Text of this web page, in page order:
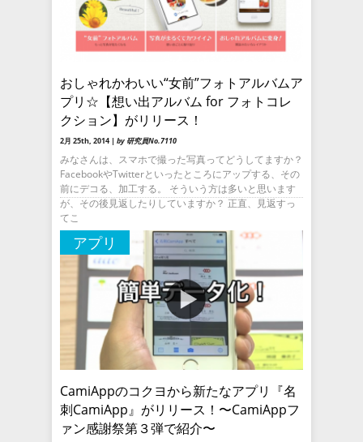
おしゃれかわいい“女前”フォトアルバムア
プリ☆【想い出アルバム for フォトコレ
クション】がリリース！
2月 25th, 2014 | by 研究員No.7110
みなさんは、スマホで撮った写真ってどうしてますか？
FacebookやTwitterといったところにアップする、その
前にデコる、加工する。 そういう方は多いと思います
が、その後見返したりしていますか？ 正直、見返すっ
てこ
アプリ
CamiAppのコクヨから新たなアプリ『名
刺CamiApp』がリリース！〜CamiAppフ
ァン感謝祭第３弾で紹介〜